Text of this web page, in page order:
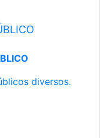
diversos.